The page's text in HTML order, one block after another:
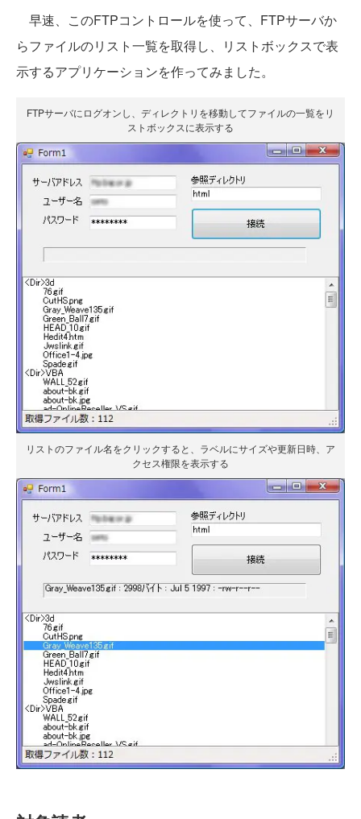
早速、このFTPコントロールを使って、FTPサーバか
らファイルのリスト一覧を取得し、リストボックスで表
示するアプリケーションを作ってみました。
FTPサーバにログオンし、ディレクトリを移動してファイルの一覧をリ
ストボックスに表示する
リストのファイル名をクリックすると、ラベルにサイズや更新日時、ア
クセス権限を表示する